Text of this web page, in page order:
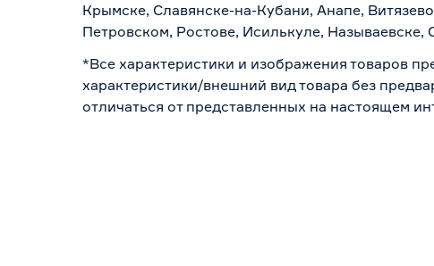
Крымске, Славянске-на-Кубани, Анапе,
Петровском, Ростове, Исилькуле,
*Все характеристики и изображения товаров
характеристики/внешний вид товара без
отличаться от представленных на настоящем